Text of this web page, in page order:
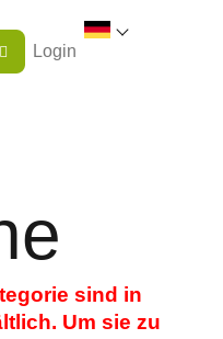
Login
sind in
Um sie zu